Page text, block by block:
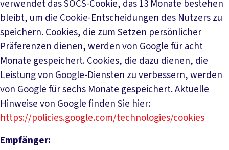
verwendet das SOCS-Cookie, das 13 Monate bestehen
bleibt, um die Cookie-Entscheidungen des Nutzers zu
speichern. Cookies, die zum Setzen persönlicher
Präferenzen dienen, werden von Google für acht
Monate gespeichert. Cookies, die dazu dienen, die
Leistung von Google-Diensten zu verbessern, werden
von Google für sechs Monate gespeichert. Aktuelle
Hinweise von Google finden Sie hier:
https://policies.google.com/technologies/cookies
Empfänger: